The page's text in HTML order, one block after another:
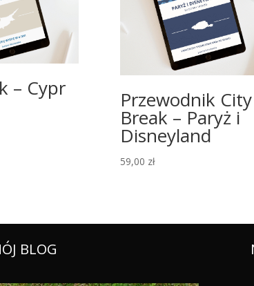
– Cypr Przewodnik City
Break – Paryż i
Disneyland
59,00 zł
BLOG